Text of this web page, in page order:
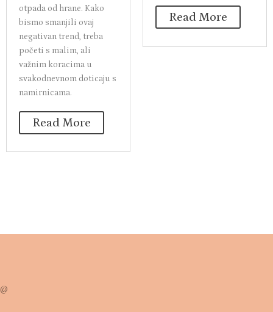
otpada od hrane. Kako
bismo smanjili ovaj
negativan trend, treba
početi s malim, ali
važnim koracima u
svakodnevnom doticaju s
namirnicama.
Read More
Read More
@